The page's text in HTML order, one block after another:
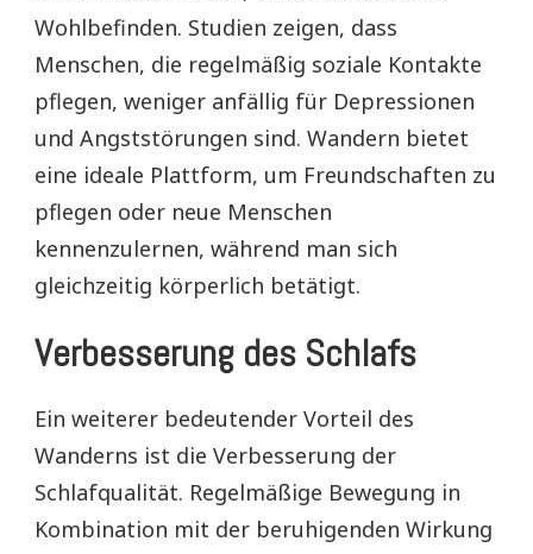
Wohlbefinden. Studien zeigen, dass
Menschen, die regelmäßig soziale Kontakte
pflegen, weniger anfällig für Depressionen
und Angststörungen sind. Wandern bietet
eine ideale Plattform, um Freundschaften zu
pflegen oder neue Menschen
kennenzulernen, während man sich
gleichzeitig körperlich betätigt.
Verbesserung des Schlafs
Ein weiterer bedeutender Vorteil des
Wanderns ist die Verbesserung der
Schlafqualität. Regelmäßige Bewegung in
Kombination mit der beruhigenden Wirkung